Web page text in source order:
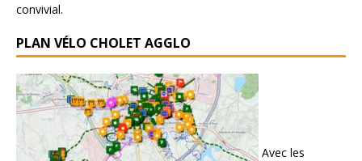
convivial.
PLAN VÉLO CHOLET AGGLO
Avec les